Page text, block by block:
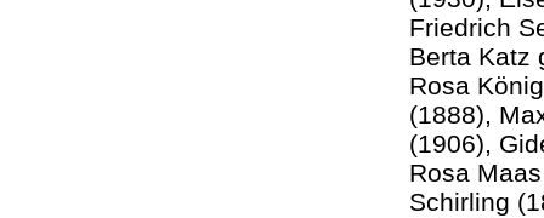
Friedrich
Berta Katz
Rosa
(1888),
(1906),
Rosa
Schirling